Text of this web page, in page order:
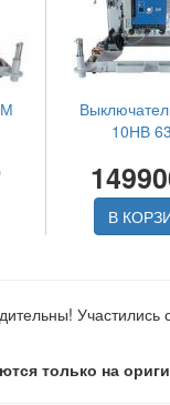
10НВ
В
только на